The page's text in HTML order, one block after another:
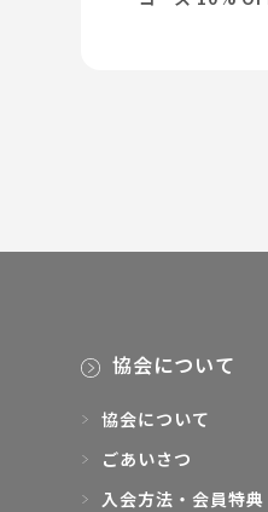
協会について
協会について
ごあいさつ
入会方法・会員特典